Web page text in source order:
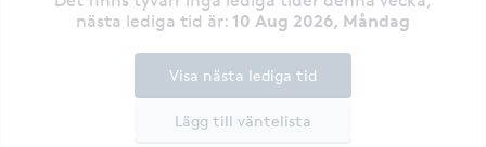
nästa lediga tid är: 10 Aug 2026, Måndag
Lägg till väntelista
Visa nästa lediga tid